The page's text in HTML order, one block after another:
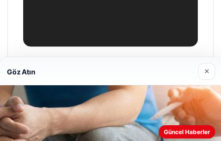
Enes Kaplan Avukatlık Bürosu
Web sitemizi nasıl kullandığınızı daha iyi anlayabilmek,
Göz Atın ×
Güncel Haberler